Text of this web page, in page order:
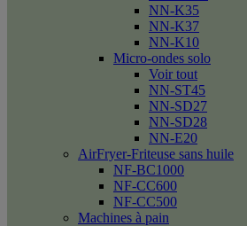
NN-K35
NN-K37
NN-K10
Micro-ondes solo
Voir tout
NN-ST45
NN-SD27
NN-SD28
NN-E20
AirFryer-Friteuse sans huile
NF-BC1000
NF-CC600
NF-CC500
Machines à pain